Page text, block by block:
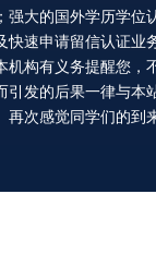
强大的国外学历学位
快速申请留信认证业
机构有义务提醒您，
引发的后果一律与本
再次感觉同学们的到